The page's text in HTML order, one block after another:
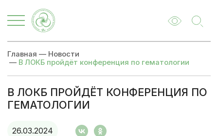
Главная — Новости
— В ЛОКБ пройдёт конференция по гематологии
В ЛОКБ ПРОЙДЁТ КОНФЕРЕНЦИЯ ПО
ГЕМАТОЛОГИИ
26.03.2024